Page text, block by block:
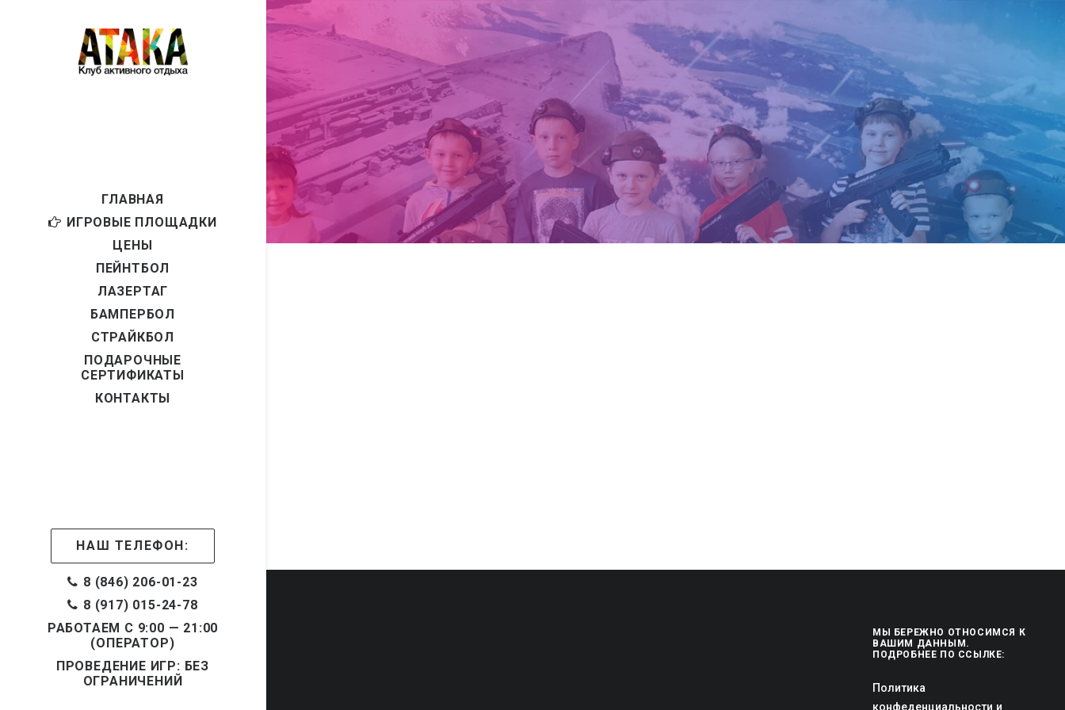
ГЛАВНАЯ
ИГРОВЫЕ ПЛОЩАДКИ
ЦЕНЫ
ПЕЙНТБОЛ
ЛАЗЕРТАГ
БАМПЕРБОЛ
СТРАЙКБОЛ
ПОДАРОЧНЫЕ
СЕРТИФИКАТЫ
КОНТАКТЫ
НАШ ТЕЛЕФОН:
8 (846) 206-01-23
8 (917) 015-24-78
РАБОТАЕМ С 9:00 — 21:00
(ОПЕРАТОР)
ПРОВЕДЕНИЕ ИГР: БЕЗ
ОГРАНИЧЕНИЙ
МЫ БЕРЕЖНО ОТНОСИМСЯ К
ВАШИМ ДАННЫМ.
ПОДРОБНЕЕ ПО ССЫЛКЕ:
Политика
конфеденциальности и